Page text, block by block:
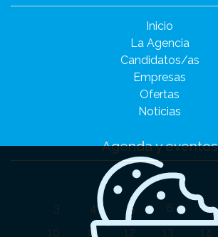
Inicio
La Agencia
Candidatos/as
Empresas
Ofertas
Noticias
Agenda y eventos
3
4 5 6 7
10
11 12 13 14